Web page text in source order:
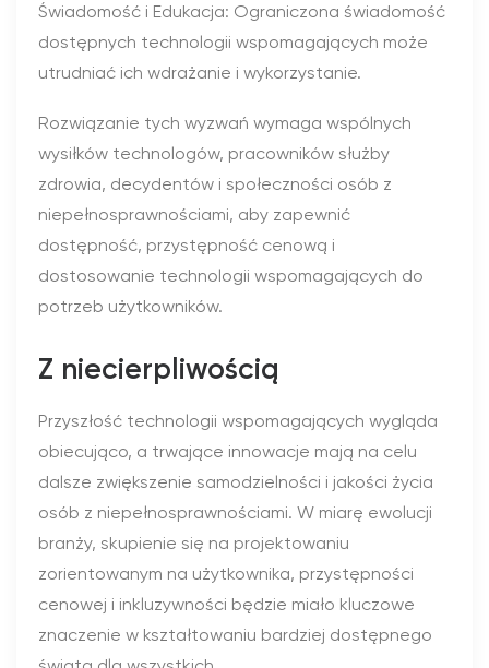
Świadomość i Edukacja: Ograniczona świadomość
dostępnych technologii wspomagających może
utrudniać ich wdrażanie i wykorzystanie.
Rozwiązanie tych wyzwań wymaga wspólnych
wysiłków technologów, pracowników służby
zdrowia, decydentów i społeczności osób z
niepełnosprawnościami, aby zapewnić
dostępność, przystępność cenową i
dostosowanie technologii wspomagających do
potrzeb użytkowników.
Z niecierpliwością
Przyszłość technologii wspomagających wygląda
obiecująco, a trwające innowacje mają na celu
dalsze zwiększenie samodzielności i jakości życia
osób z niepełnosprawnościami. W miarę ewolucji
branży, skupienie się na projektowaniu
zorientowanym na użytkownika, przystępności
cenowej i inkluzywności będzie miało kluczowe
znaczenie w kształtowaniu bardziej dostępnego